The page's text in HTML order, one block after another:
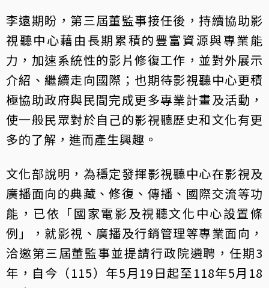
李遠期盼，第三屆董監事接任後，持續協助影
視聽中心藉由長期累積的豐富資源與專業能
力，加速系統性的影片修復工作，並對外展示
介紹、繼續走向國際；也期待影視聽中心更積
極協助政府與民間完成更多專業計畫及活動，
使一般民眾對於自己的影視聽歷史和文化有更
多的了解，進而產生興趣。
文化部說明，為穩定發揮影視聽中心在影視及
廣播面向的典藏、修復、傳播、國際交流等功
能，已依「國家電影及視聽文化中心設置條
例」，就影視、廣播及行銷管理等專業面向，
洽邀第三屆董監事並提請行政院遴聘，任期3
年，自今（115）年5月19日起至118年5月18